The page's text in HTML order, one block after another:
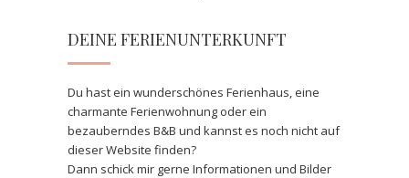
DEINE FERIENUNTERKUNFT
Du hast ein wunderschönes Ferienhaus, eine
charmante Ferienwohnung oder ein
bezauberndes B&B und kannst es noch nicht auf
dieser Website finden?
Dann schick mir gerne Informationen und Bilder